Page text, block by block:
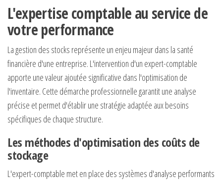
L'expertise comptable au service de
votre performance
La gestion des stocks représente un enjeu majeur dans la santé
financière d'une entreprise. L'intervention d'un expert-comptable
apporte une valeur ajoutée significative dans l'optimisation de
l'inventaire. Cette démarche professionnelle garantit une analyse
précise et permet d'établir une stratégie adaptée aux besoins
spécifiques de chaque structure.
Les méthodes d'optimisation des coûts de
stockage
L'expert-comptable met en place des systèmes d'analyse performants